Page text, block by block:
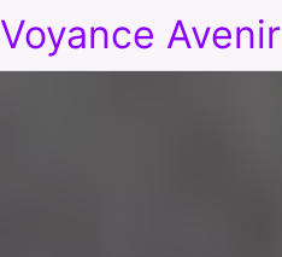
Voyance Avenir